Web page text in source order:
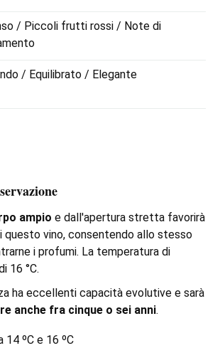
/ Piccoli frutti rossi / Note di
/ Equilibrato / Elegante
ampio e dall'apertura stretta favorirà
questo vino, consentendo allo stesso
i profumi. La temperatura di
16 °C.
ha eccellenti capacità evolutive e sarà
anche fra cinque o sei anni.
14 ºC e 16 ºC